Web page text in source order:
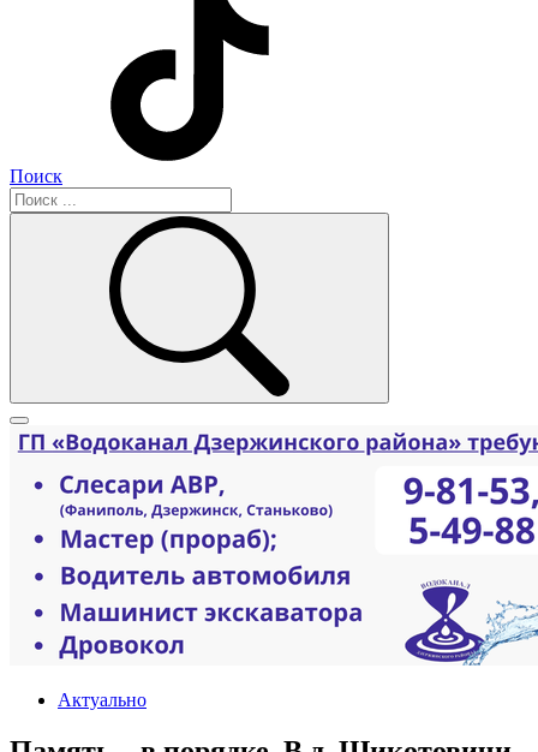
Поиск
Актуально